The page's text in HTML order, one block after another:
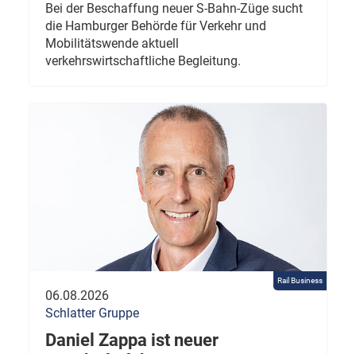
Bei der Beschaffung neuer S-Bahn-Züge sucht
die Hamburger Behörde für Verkehr und
Mobilitätswende aktuell
verkehrswirtschaftliche Begleitung.
Rail Business
06.08.2026
Schlatter Gruppe
Daniel Zappa ist neuer